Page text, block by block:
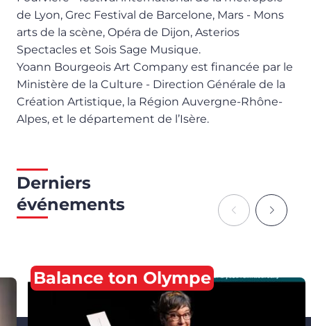
de Lyon, Grec Festival de Barcelone, Mars - Mons
arts de la scène, Opéra de Dijon, Asterios
Spectacles et Sois Sage Musique.
Yoann Bourgeois Art Company est financée par le
Ministère de la Culture - Direction Générale de la
Création Artistique, la Région Auvergne-Rhône-
Alpes, et le département de l’Isère.
Derniers
événements
Balance ton Olympe